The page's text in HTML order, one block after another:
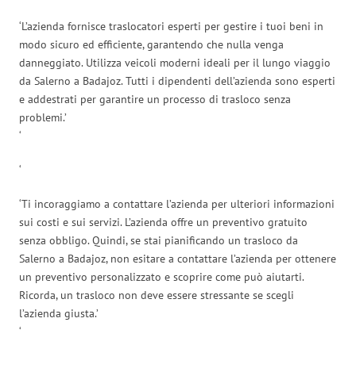
‘L’azienda fornisce traslocatori esperti per gestire i tuoi beni in
modo sicuro ed efficiente, garantendo che nulla venga
danneggiato. Utilizza veicoli moderni ideali per il lungo viaggio
da Salerno a Badajoz. Tutti i dipendenti dell’azienda sono esperti
e addestrati per garantire un processo di trasloco senza
problemi.’
‘
‘
‘Ti incoraggiamo a contattare l’azienda per ulteriori informazioni
sui costi e sui servizi. L’azienda offre un preventivo gratuito
senza obbligo. Quindi, se stai pianificando un trasloco da
Salerno a Badajoz, non esitare a contattare l’azienda per ottenere
un preventivo personalizzato e scoprire come può aiutarti.
Ricorda, un trasloco non deve essere stressante se scegli
l’azienda giusta.’
‘